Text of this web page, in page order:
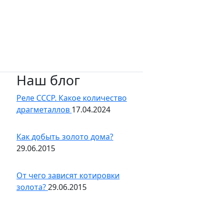
Наш блог
Реле СССР. Какое количество
драгметаллов 17.04.2024
Как добыть золото дома?
29.06.2015
От чего зависят котировки
золота?29.06.2015